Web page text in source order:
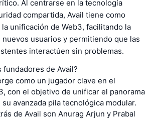
Al centrarse en la tecnología
compartida, Avail tiene como
unificación de Web3, facilitando la
usuarios y permitiendo que las
interactúen sin problemas.
fundadores de Avail?
como un jugador clave en el
con el objetivo de unificar el panorama
avanzada pila tecnológica modular.
de Avail son Anurag Arjun y Prabal